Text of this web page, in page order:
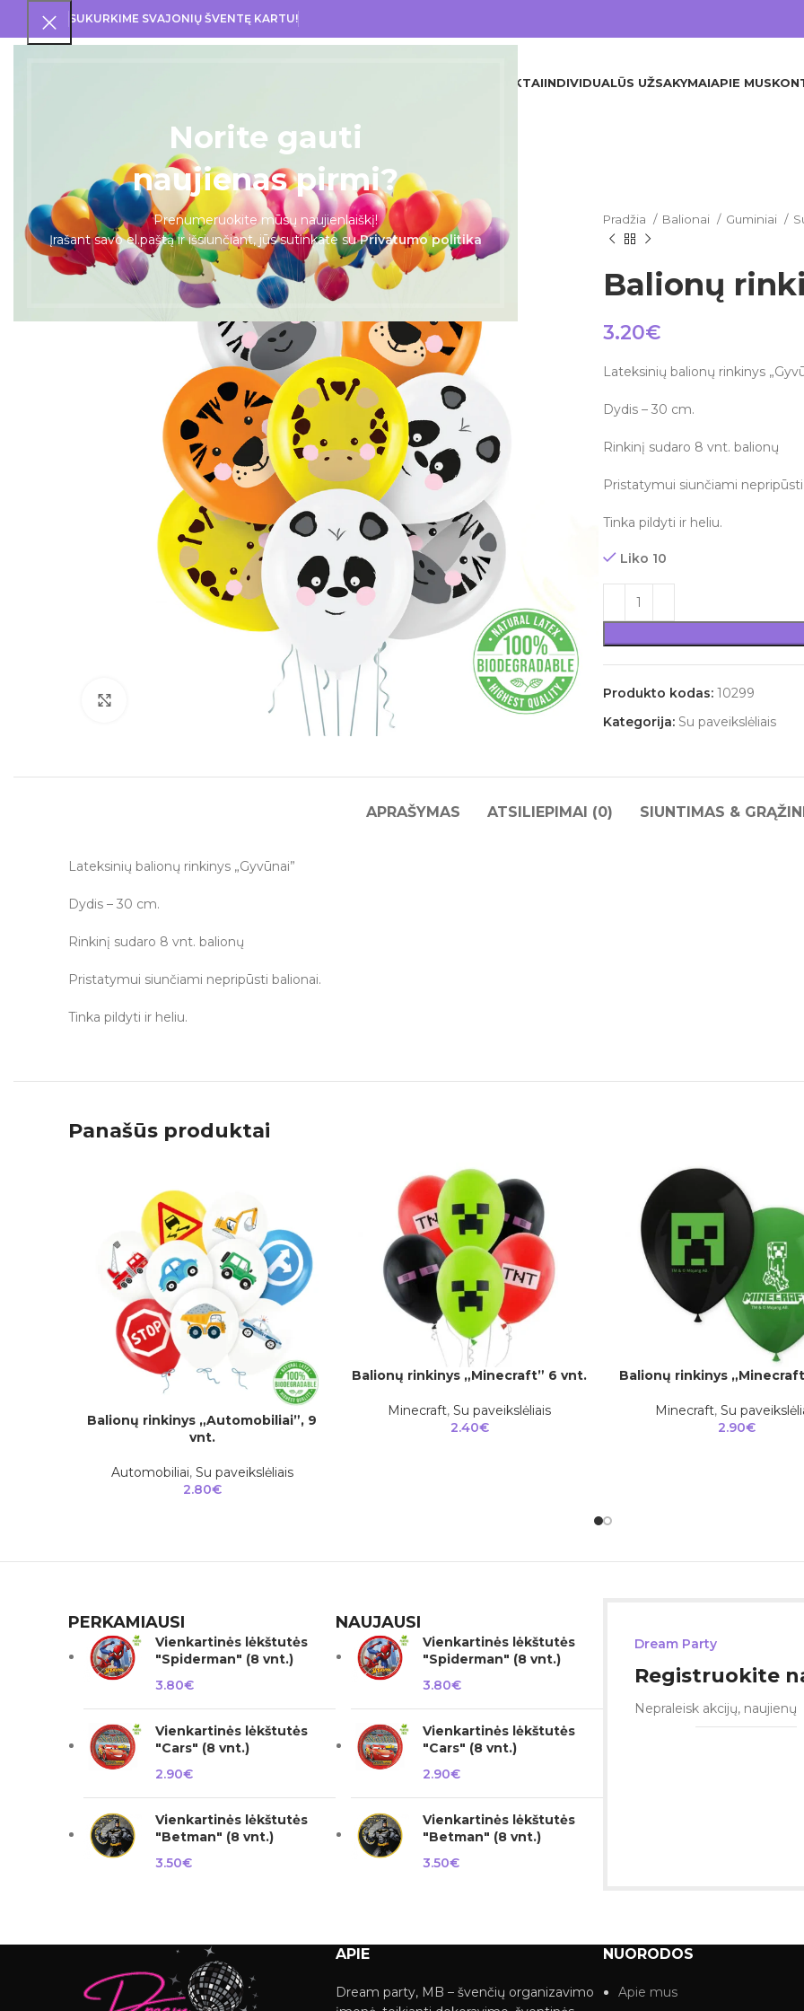
Norite gauti
naujienas pirmi?
Prenumeruokite mūsų naujienlaiškį!
Įrašant savo el.paštą ir išsiunčiant, jūs sutinkate suPrivatumo politika
SUKURKIME SVAJONIŲ ŠVENTĘ KARTU!
VISI PRODUKTAIINDIVIDUALŪS UŽSAKYMAIAPIE MUS
Pradžia Balionai Guminiai
Balionų
3.20€
Lateksinių balionų rinkinys
Dydis – 30 cm.
Rinkinį sudaro 8 vnt. balionų
Pristatymui siunčiami nepripūsti
Tinka pildyti ir heliu.
Liko 10
Produkto kodas: 10299
Kategorija: Su paveikslėliais
APRAŠYMAS ATSILIEPIMAI (0) SIUNTIMAS &
Lateksinių balionų rinkinys „Gyvūnai”
Dydis – 30 cm.
Rinkinį sudaro 8 vnt. balionų
Pristatymui siunčiami nepripūsti balionai.
Tinka pildyti ir heliu.
Panašūs produktai
Į KREPŠELĮ
Balionų rinkinys „Automobiliai”, 9
vnt.
Automobiliai, Su paveikslėliais
2.80€
Į KREPŠELĮ
Balionų rinkinys „Minecraft” 6 vnt.
Minecraft, Su paveikslėliais
2.40€
Į KREPŠELĮ
Balionų rinkinys
Minecraft, Su
2.90€
PERKAMIAUSI
Vienkartinės lėkštutės
"Spiderman" (8 vnt.)
3.80€
Vienkartinės lėkštutės
"Cars" (8 vnt.)
2.90€
Vienkartinės lėkštutės
"Betman" (8 vnt.)
3.50€
NAUJAUSI
Vienkartinės lėkštutės
"Spiderman" (8 vnt.)
3.80€
Vienkartinės lėkštutės
"Cars" (8 vnt.)
2.90€
Vienkartinės lėkštutės
"Betman" (8 vnt.)
3.50€
Dream Party
Registruokite
Nepraleisk akcijų, naujienų
APIE
Dream party, MB – švenčių organizavimo
NUORODOS
Apie mus